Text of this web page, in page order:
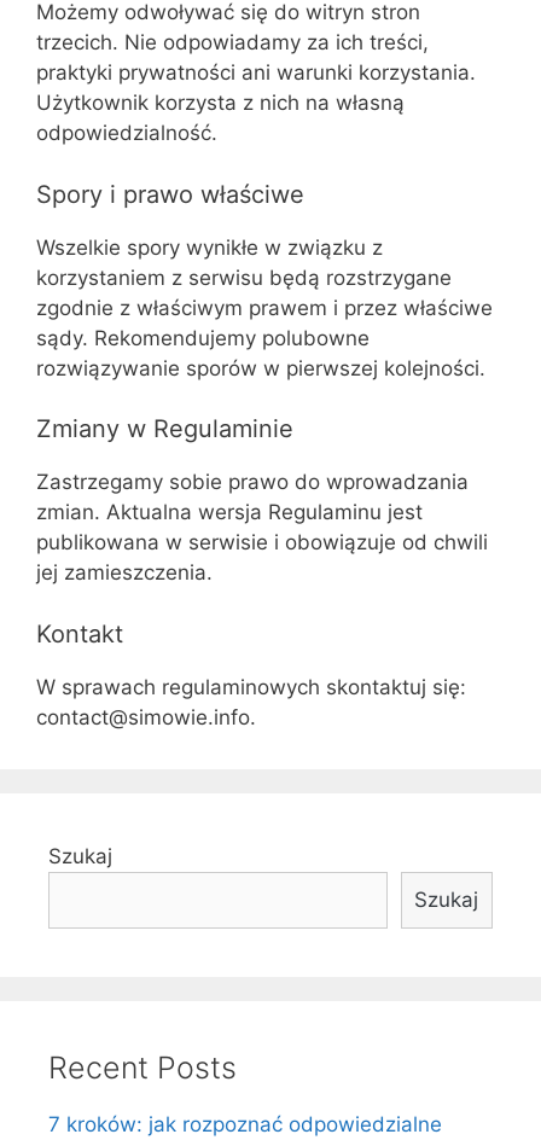
Możemy odwoływać się do witryn stron
trzecich. Nie odpowiadamy za ich treści,
praktyki prywatności ani warunki korzystania.
Użytkownik korzysta z nich na własną
odpowiedzialność.
Spory i prawo właściwe
Wszelkie spory wynikłe w związku z
korzystaniem z serwisu będą rozstrzygane
zgodnie z właściwym prawem i przez właściwe
sądy. Rekomendujemy polubowne
rozwiązywanie sporów w pierwszej kolejności.
Zmiany w Regulaminie
Zastrzegamy sobie prawo do wprowadzania
zmian. Aktualna wersja Regulaminu jest
publikowana w serwisie i obowiązuje od chwili
jej zamieszczenia.
Kontakt
W sprawach regulaminowych skontaktuj się:
contact@simowie.info.
Szukaj
Szukaj
Recent Posts
7 kroków: jak rozpoznać odpowiedzialne